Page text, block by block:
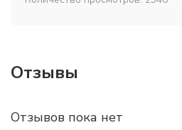
Отзывы
Отзывов пока нет